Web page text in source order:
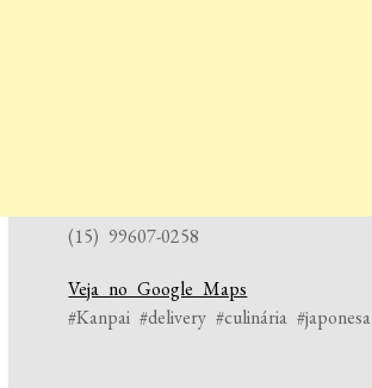
(15) 99607-0258
Veja no Google Maps
#Kanpai #delivery #culinária #japonesa